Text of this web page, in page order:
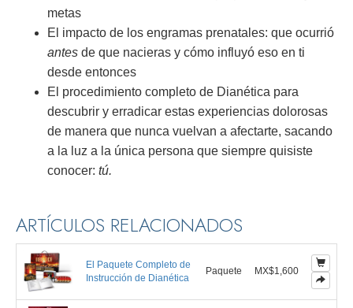
metas
El impacto de los engramas prenatales: que ocurrió
antes de que nacieras y cómo influyó eso en ti
desde entonces
El procedimiento completo de Dianética para
descubrir y erradicar estas experiencias dolorosas
de manera que nunca vuelvan a afectarte, sacando
a la luz a la única persona que siempre quisiste
conocer: tú.
ARTÍCULOS RELACIONADOS
El Paquete Completo de
Instrucción de Dianética
Paquete MX$1,600